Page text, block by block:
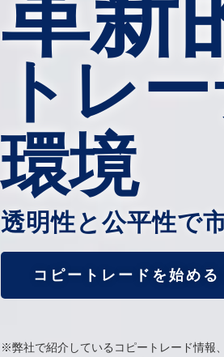
トレ
環境
透明性と公平性で
コピートレードを始める
※弊社で紹介しているコピートレード情報